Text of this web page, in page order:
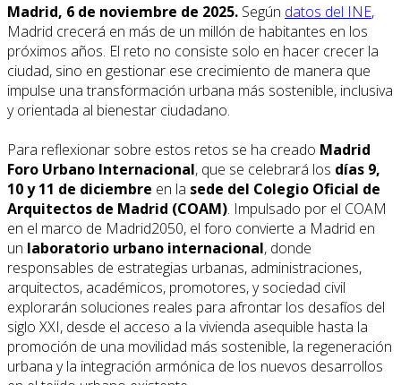
Madrid, 6 de noviembre de 2025. Según datos del INE,
Madrid crecerá en más de un millón de habitantes en los
próximos años. El reto no consiste solo en hacer crecer la
ciudad, sino en gestionar ese crecimiento de manera que
impulse una transformación urbana más sostenible, inclusiva
y orientada al bienestar ciudadano.
Para reflexionar sobre estos retos se ha creado Madrid
Foro Urbano Internacional, que se celebrará los días 9,
10 y 11 de diciembre en la sede del Colegio Oficial de
Arquitectos de Madrid (COAM). Impulsado por el COAM
en el marco de Madrid2050, el foro convierte a Madrid en
un laboratorio urbano internacional, donde
responsables de estrategias urbanas, administraciones,
arquitectos, académicos, promotores, y sociedad civil
explorarán soluciones reales para afrontar los desafíos del
siglo XXI, desde el acceso a la vivienda asequible hasta la
promoción de una movilidad más sostenible, la regeneración
urbana y la integración armónica de los nuevos desarrollos